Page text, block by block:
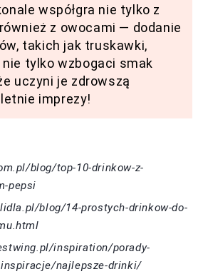
współgra nie tylko z
z owocami — dodanie
takich jak truskawki,
tylko wzbogaci smak
uczyni je zdrowszą
imprezy!
blog/top-10-drinkow-z-
pepsi
blog/14-prostych-drinkow-do-
inspiration/porady-
najlepsze-drinki/